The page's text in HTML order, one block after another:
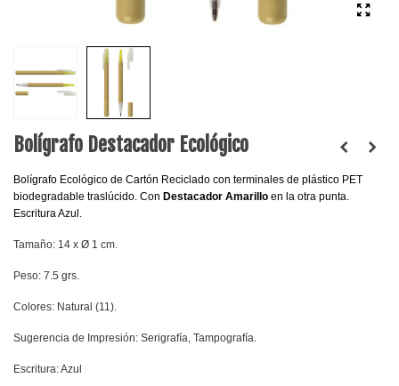
Bolígrafo Destacador Ecológico
Bolígrafo Ecológico de Cartón Reciclado con terminales de plástico PET
biodegradable traslúcido. Con Destacador Amarillo en la otra punta.
Escritura Azul.
Tamaño: 14 x Ø 1 cm.
Peso: 7.5 grs.
Colores: Natural (11).
Sugerencia de Impresión: Serigrafía, Tampografía.
Escritura: Azul